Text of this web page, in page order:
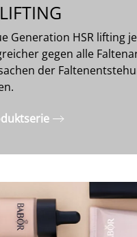
Generation HSR lifting
gegen alle
der